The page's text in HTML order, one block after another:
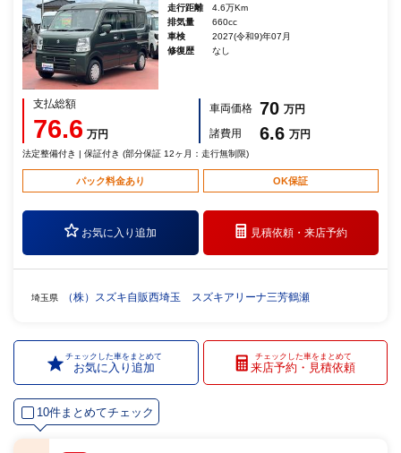
走行距離
4.6万Km
排気量
660cc
車検
2027(令和9)年07月
修復歴
なし
支払総額
76.6 万円
車両価格 70 万円
諸費用
6.6 万円
法定整備付き | 保証付き (部分保証 12ヶ月：走行無制限)
パック料金あり OK保証
お気に入り追加 見積依頼・来店予約
埼玉県 （株）スズキ自販西埼玉 スズキアリーナ三芳鶴瀬
チェックした車をまとめて
お気に入り追加
チェックした車をまとめて
来店予約・見積依頼
10件まとめてチェック